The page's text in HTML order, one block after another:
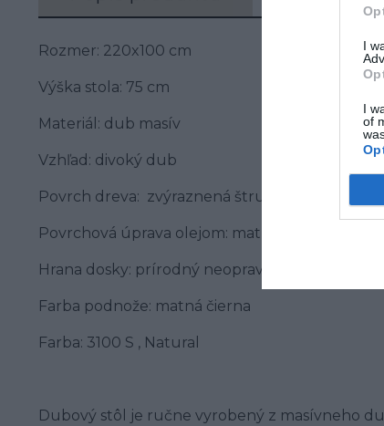
I
I
of
Rozmer: 220x100 cm
Výška stola: 75 cm
Materiál: dub masív
Vzhľad: divoký dub
Povrch dreva: zvýraznená štruktúra
Povrchová úprava olejom: matný povrch
Hrana dosky: prírodný neopravovaný okraj
Farba podnože: matná čierna
Farba: 3100 S , Natural
Dubový stôl je ručne vyrobený z masívneho